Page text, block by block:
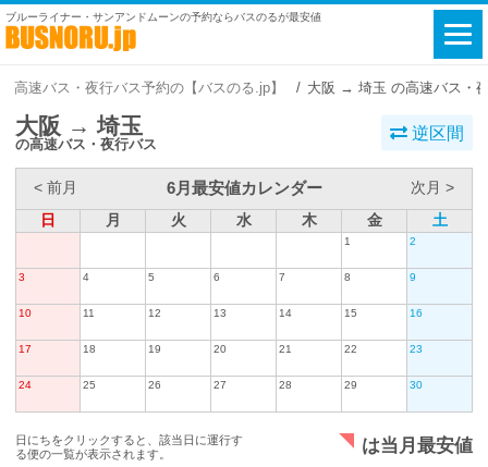
ブルーライナー・サンアンドムーンの予約ならバスのるが最安値
高速バス・夜行バス予約の【バスのる.jp】 大阪 → 埼玉 の高速バス・
大阪 → 埼玉
の高速バス・夜行バス
逆区間
< 前月 6月最安値カレンダー
次月 >
日
月 火 水 木 金 土
1 2
3 4 5 6 7 8 9
10 11 12 13 14 15 16
17 18 19 20 21 22 23
24 25 26 27 28 29 30
日にちをクリックすると、該当日に運行す
る便の一覧が表示されます。
は当月最安値